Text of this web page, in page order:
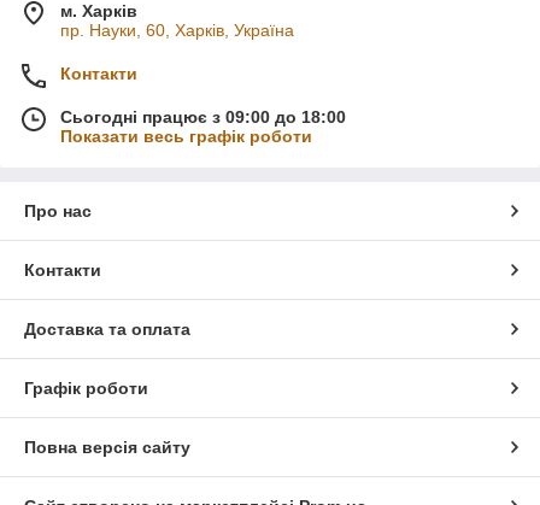
м. Харків
пр. Науки, 60, Харків, Україна
Контакти
Сьогодні працює з 09:00 до 18:00
Показати весь графік роботи
Про нас
Контакти
Доставка та оплата
Графік роботи
Повна версія сайту